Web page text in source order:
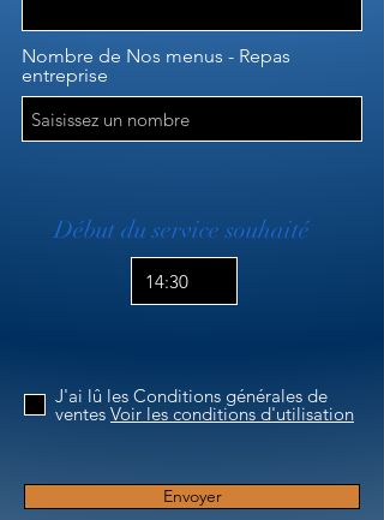
Nombre de Nos menus - Repas
entreprise
Début du service souhaité
14:30
J'ai lû les Conditions générales de
ventes Voir les conditions d'utilisation
Envoyer